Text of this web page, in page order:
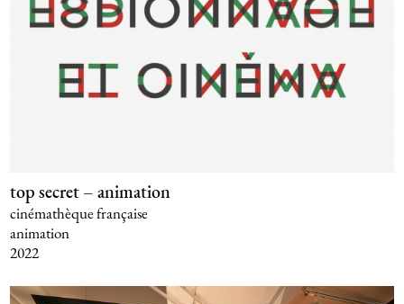
top secret – animation
cinémathèque française
animation
2022